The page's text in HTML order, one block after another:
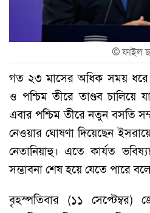
©ফাইল
গত ২৩ মাসের অধিক সময় ধরে
ও পশ্চিম তীরে তাণ্ডব চালিয়ে
এবার পশ্চিম তীরে নতুন বসতি
নেওয়ার ঘোষণা দিয়েছেন
নেতানিয়াহু। এতে কার্যত
সম্ভাবনা শেষ হয়ে যেতে পারে
বৃহস্পতিবার (১১ সেপ্টেম্বর)